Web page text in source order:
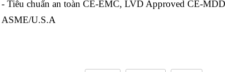
- Tiêu chuẩn an toàn CE-EMC, LVD Approved CE-
ASME/U.S.A